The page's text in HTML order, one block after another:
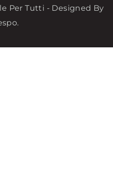
Per Tutti - Designed By
.